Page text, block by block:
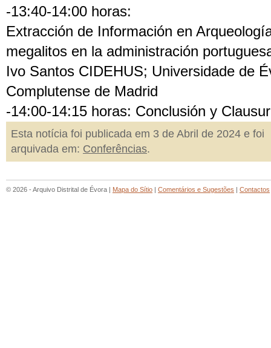
-13:40-14:00 horas:
Extracción de Información en
megalitos en la administración
Ivo Santos CIDEHUS; Universidade de
Complutense de Madrid
-14:00-14:15 horas: Conclusión y
Esta notícia foi publicada em 3 de Abril de 2024 e foi
arquivada em: Conferências.
© 2026 - Arquivo Distrital de Évora | Mapa do Sítio | Comentários e Sugestões | Contactos